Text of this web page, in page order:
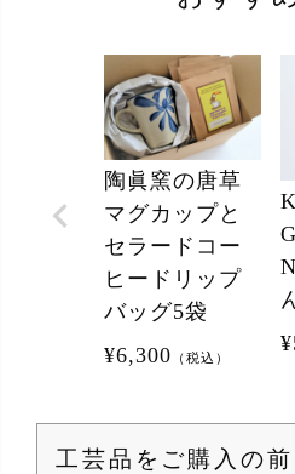
陶眞窯の唐草
マグカップと
セラードコー
ヒードリップ
バッグ5袋
¥6,300 （税込）
¥
工芸品をご購入の